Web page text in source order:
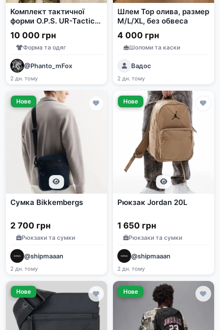
Комплект тактичної
форми O.P.S. UR-Tactical
M (куртка, сорочка,
штани, кепка)
10 000 грн
Форма та одяг
@Phanto_mFox
2 дн. тому
Шлем Тор олива, размер
М/L/XL, без обвеса
4 000 грн
Шоломи та каски
Вадос
2 дн. тому
Нове
Сумка Bikkembergs
2 700 грн
Рюкзаки та сумки
@shipmaaan
2 дн. тому
Нове
Рюкзак Jordan 20L
1 650 грн
Рюкзаки та сумки
@shipmaaan
2 дн. тому
Нове Нове